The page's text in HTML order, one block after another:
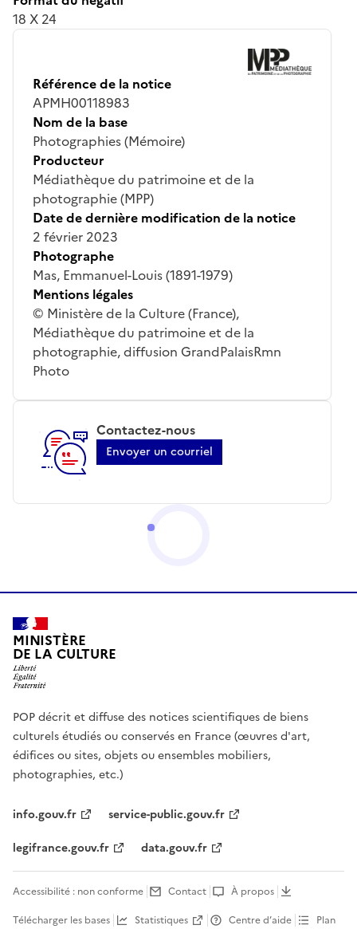
18 X 24
Référence de la notice
APMH00118983
Nom de la base
Photographies (Mémoire)
Producteur
Médiathèque du patrimoine et de la
photographie (MPP)
Date de dernière modification de la notice
2 février 2023
Photographe
Mas, Emmanuel-Louis (1891-1979)
Mentions légales
© Ministère de la Culture (France),
Médiathèque du patrimoine et de la
photographie, diffusion GrandPalaisRmn
Photo
Contactez-nous
Envoyer un courriel
MINISTÈRE
DE LA CULTURE
POP décrit et diffuse des notices scientifiques de biens
culturels étudiés ou conservés en France (œuvres d'art,
édifices ou sites, objets ou ensembles mobiliers,
photographies, etc.)
info.gouv.fr
service-public.gouv.fr
legifrance.gouv.fr
data.gouv.fr
Accessibilité : non conforme Contact
À propos
Télécharger les bases
Statistiques Centre d’aide Plan